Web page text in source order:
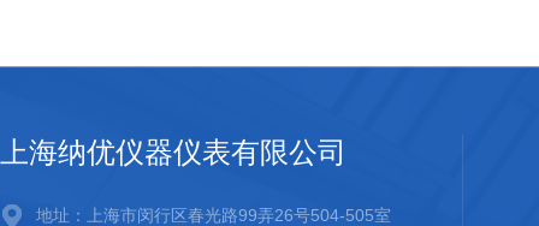
上海纳优仪器仪表有限公司
地址：上海市闵行区春光路99弄26号504-505室